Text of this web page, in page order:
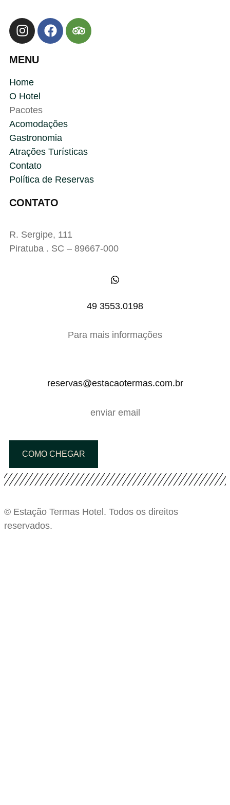
MENU
Home
O Hotel
Pacotes
Acomodações
Gastronomia
Atrações Turísticas
Contato
Política de Reservas
CONTATO
R. Sergipe, 111
Piratuba . SC – 89667-000
49 3553.0198
Para mais informações
reservas@estacaotermas.com.br
enviar email
COMO CHEGAR
© Estação Termas Hotel. Todos os direitos
reservados.